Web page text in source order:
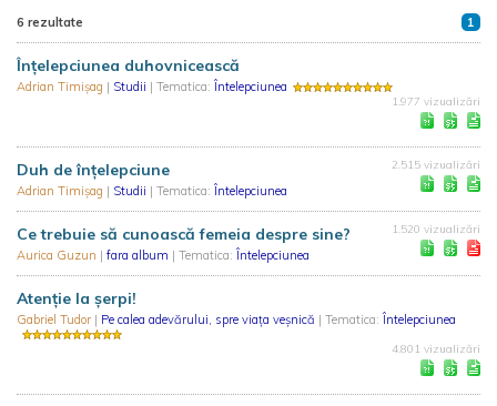
6 rezultate 1
Înțelepciunea duhovnicească
Adrian Timișag | Studii | Tematica: Întelepciunea
1.977 vizualizări
Duh de înțelepciune
Adrian Timișag | Studii | Tematica: Întelepciunea
2.515 vizualizări
Ce trebuie să cunoască femeia despre sine?
Aurica Guzun | fara album | Tematica: Întelepciunea
1.520 vizualizări
Atenție la șerpi!
Gabriel Tudor | Pe calea adevărului, spre viața veșnică | Tematica: Întelepciunea
4.801 vizualizări